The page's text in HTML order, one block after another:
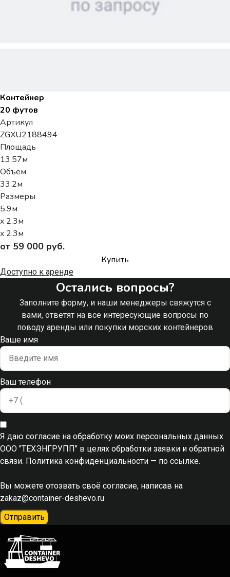
Контейнер
20 футов
Артикул
ZGXU2188494
Площадь
13.57м
Объем
33.2м
Размеры
5.9м
x 2.3м
x 2.3м
от 59 000 руб.
Купить
Доступно к аренде
Остались вопросы?
Заполните форму, и наши менеджеры свяжутся с
вами, ответят на все интересующие вопросы по
поводу аренды или покупки морских контейнеров
Ваше имя
Ваш телефон
Я даю согласие на обработку моих персональных данных
ООО "ТЕХЭНГРУПП" в целях обработки заявки и обратной
связи. Политика конфиденциальности — по ссылке.
Вы можете отозвать своё согласие, написав на
zakaz@container-deshevo.ru
Отправить